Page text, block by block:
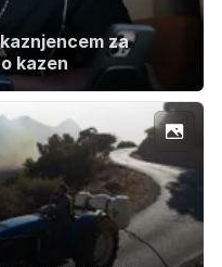
za
kazen